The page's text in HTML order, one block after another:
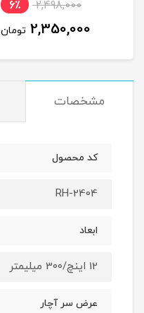
2,498,000 6٪
2,350,000 تومان
مشخصات
کد محصول
RH-2404
ابعاد
12 اینچ/300 میلیمتر
عرض سر آچار